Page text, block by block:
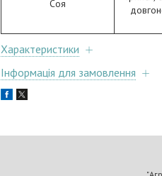
Соя
Характеристики
Інформація для замовлення